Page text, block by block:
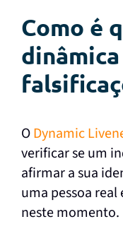
Como é
ODynamic
verificar se um
afirmar a sua
uma pessoa
neste momento.